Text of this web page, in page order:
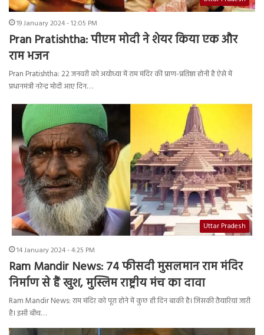
19 January 2024 - 12:05 PM
Pran Pratishtha: पीएम मोदी ने शेयर किया एक और
राम भजन
Pran Pratishtha: 22 जनवरी को अयोध्या में राम मंदिर की प्राण-प्रतिष्ठा होनी है ऐसे में
प्रधानमंत्री नरेन्द्र मोदी आए दिन…
Uttar Pradesh
14 January 2024 - 4:25 PM
Ram Mandir News: 74 फीसदी मुसलमान राम मंदिर
निर्माण से हैं खुश, मुस्लिम राष्ट्रीय मंच का दावा
Ram Mandir News: राम मंदिर को पूरा होने में कुछ ही दिन बाकी है। जिसकी तैयारियां जारी
है। इसी बीच…